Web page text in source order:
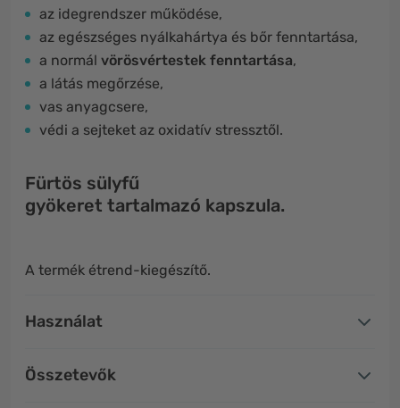
az idegrendszer működése,
az egészséges nyálkahártya és bőr fenntartása,
a normál vörösvértestek fenntartása,
a látás megőrzése,
vas anyagcsere,
védi a sejteket az oxidatív stressztől.
Fürtös sülyfű
gyökeret tartalmazó kapszula.
A termék étrend-kiegészítő.
Használat
Összetevők